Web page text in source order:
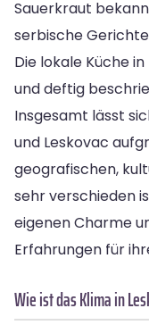
Sauerkraut
serbische
Die lokale Küche
und deftig
Insgesamt lässt
und Leskovac
geografischen,
sehr verschieden
eigenen Charme
Erfahrungen für
Wie ist das Klima in